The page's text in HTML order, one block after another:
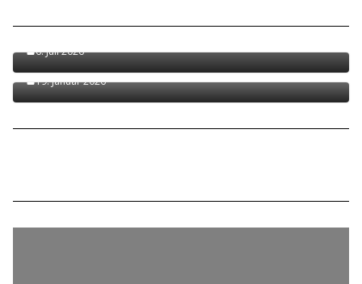
verfügbar!
6. Juli 2026
Terminvorschau 2026
19. Januar 2026